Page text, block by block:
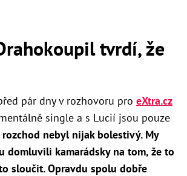
tvrdí, že
pár dny v rozhovoru pro eXtra.cz
single a s Lucií jsou pouze
rozchod nebyl nijak bolestivý. My
domluvili kamarádsky na tom, že to
sloučit. Opravdu spolu dobře